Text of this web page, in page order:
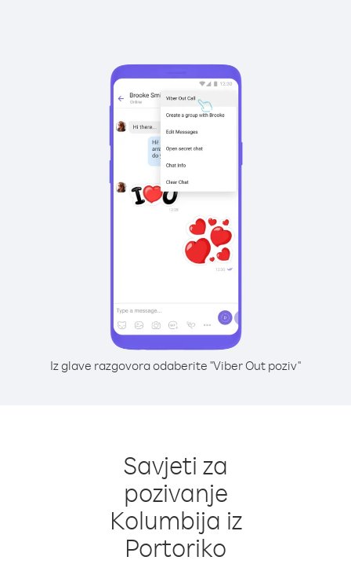
Iz glave razgovora odaberite "Viber Out poziv"
Savjeti za
pozivanje
Kolumbija iz
Portoriko